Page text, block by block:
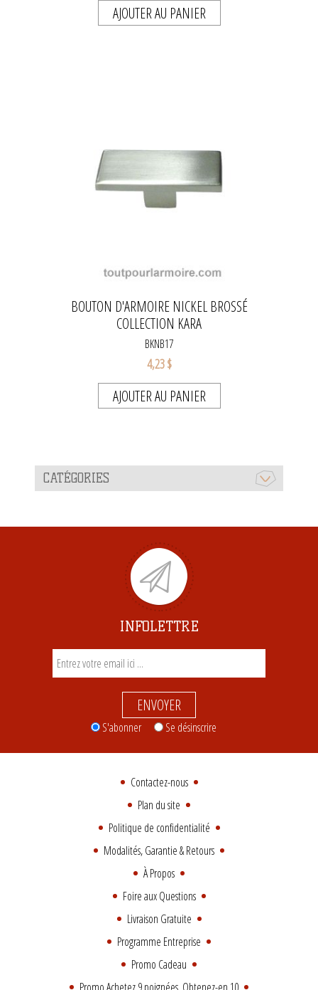
AJOUTER AU PANIER
BOUTON D'ARMOIRE NICKEL BROSSÉ
COLLECTION KARA
BKNB17
4,23 $
AJOUTER AU PANIER
CATÉGORIES
INFOLETTRE
ENVOYER
S'abonner Se désinscrire
Contactez-nous
Plan du site
Politique de confidentialité
Modalités, Garantie & Retours
À Propos
Foire aux Questions
Livraison Gratuite
Programme Entreprise
Promo Cadeau